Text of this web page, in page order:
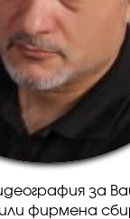
за
фирмена